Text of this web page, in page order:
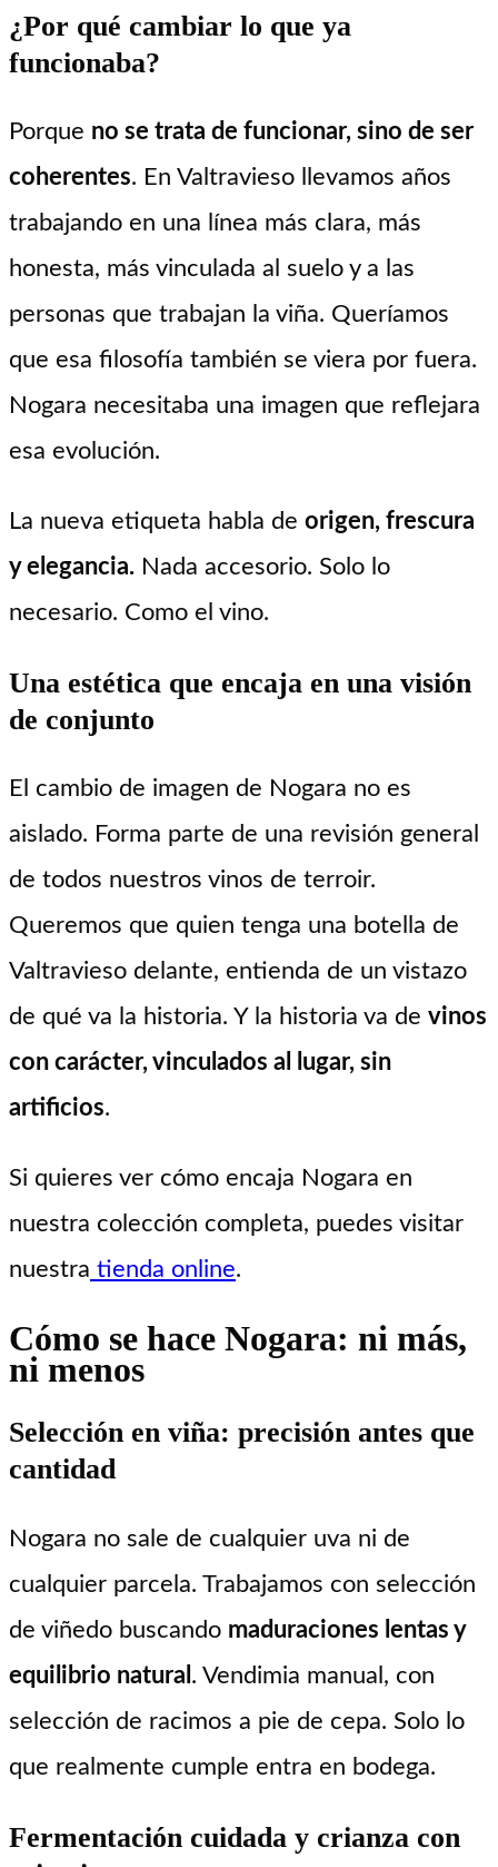
¿Por qué cambiar lo que ya
funcionaba?
Porque no se trata de funcionar, sino de ser
coherentes. En Valtravieso llevamos años
trabajando en una línea más clara, más
honesta, más vinculada al suelo y a las
personas que trabajan la viña. Queríamos
que esa filosofía también se viera por fuera.
Nogara necesitaba una imagen que reflejara
esa evolución.
La nueva etiqueta habla de origen, frescura
y elegancia. Nada accesorio. Solo lo
necesario. Como el vino.
Una estética que encaja en una visión
de conjunto
El cambio de imagen de Nogara no es
aislado. Forma parte de una revisión general
de todos nuestros vinos de terroir.
Queremos que quien tenga una botella de
Valtravieso delante, entienda de un vistazo
de qué va la historia. Y la historia va de vinos
con carácter, vinculados al lugar, sin
artificios.
Si quieres ver cómo encaja Nogara en
nuestra colección completa, puedes visitar
nuestra tienda online.
Cómo se hace Nogara: ni más,
ni menos
Selección en viña: precisión antes que
cantidad
Nogara no sale de cualquier uva ni de
cualquier parcela. Trabajamos con selección
de viñedo buscando maduraciones lentas y
equilibrio natural . Vendimia manual, con
selección de racimos a pie de cepa. Solo lo
que realmente cumple entra en bodega.
Fermentación cuidada y crianza con